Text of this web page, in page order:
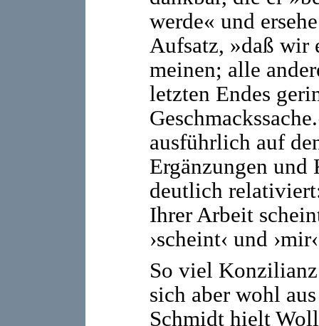
werde« und
Aufsatz, »daß wir
meinen; alle
letzten Endes
ausführlich auf
Ergänzungen
deutlich
Ihrer Arbeit
›scheint‹ und
So viel
sich aber wohl
Schmidt hielt